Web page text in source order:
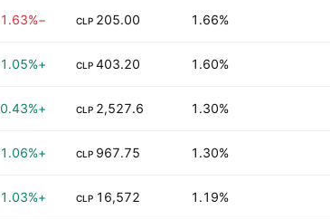
1.66%
205.00
CLP
−1.63%
1.60%
403.20
CLP
+1.05%
1.30%
2,527.6
CLP
+0.43%
1.30%
967.75
CLP
+1.06%
1.19%
16,572
CLP
+1.03%